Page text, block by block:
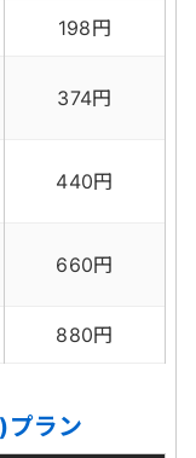
198円
374円
440円
660円
880円
プラン